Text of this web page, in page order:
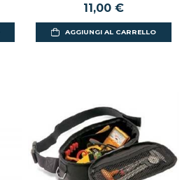
11,00 €
AGGIUNGI AL CARRELLO